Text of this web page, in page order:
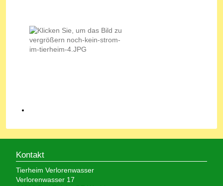
Kontakt
Tierheim Verlorenwasser
Verlorenwasser 17